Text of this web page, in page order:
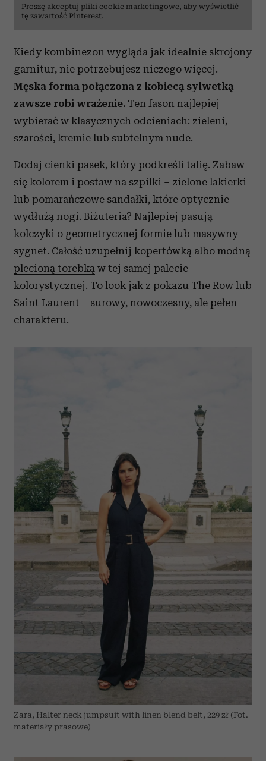
Proszę akceptuj pliki cookie marketingowe, aby wyświetlić
tę zawartość Pinterest.
Kiedy kombinezon wygląda jak idealnie skrojony
garnitur, nie potrzebujesz niczego więcej.
Męska forma połączona z kobiecą sylwetką
zawsze robi wrażenie. Ten fason najlepiej
wybierać w klasycznych odcieniach: zieleni,
szarości, kremie lub subtelnym nude.
Dodaj cienki pasek, który podkreśli talię. Zabaw
się kolorem i postaw na szpilki – zielone lakierki
lub pomarańczowe sandałki, które optycznie
wydłużą nogi. Biżuteria? Najlepiej pasują
kolczyki o geometrycznej formie lub masywny
sygnet. Całość uzupełnij kopertówką albo modną
plecioną torebką w tej samej palecie
kolorystycznej. To look jak z pokazu The Row lub
Saint Laurent – surowy, nowoczesny, ale pełen
charakteru.
Zara, Halter neck jumpsuit with linen blend belt, 229 zł (Fot.
materiały prasowe)